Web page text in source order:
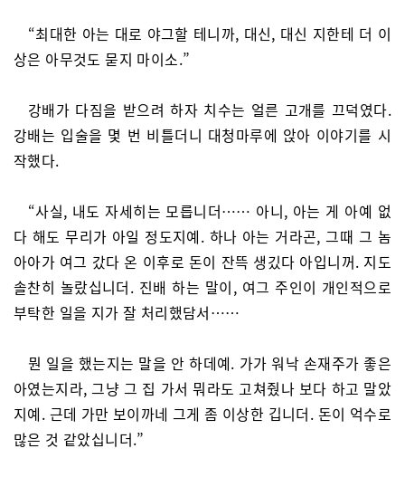
“최대한 아는 대로 야그할 테니까, 대신, 대신 지한테 더 이
상은 아무것도 묻지 마이소.”
강배가 다짐을 받으려 하자 치수는 얼른 고개를 끄덕였다.
강배는 입술을 몇 번 비틀더니 대청마루에 앉아 이야기를 시
작했다.
“사실, 내도 자세히는 모릅니더…… 아니, 아는 게 아예 없
다 해도 무리가 아일 정도지예. 하나 아는 거라곤, 그때 그 놈
아아가 여그 갔다 온 이후로 돈이 잔뜩 생깄다 아입니꺼. 지도
솔찬히 놀랐십니더. 진배 하는 말이, 여그 주인이 개인적으로
부탁한 일을 지가 잘 처리했담서……
뭔 일을 했는지는 말을 안 하데예. 가가 워낙 손재주가 좋은
아였는지라, 그냥 그 집 가서 뭐라도 고쳐줬나 보다 하고 말았
지예. 근데 가만 보이까네 그게 좀 이상한 깁니더. 돈이 억수로
많은 것 같았십니더.”